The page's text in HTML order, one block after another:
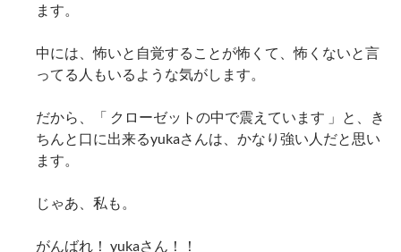
ます。
中には、怖いと自覚することが怖くて、怖くないと言
ってる人もいるような気がします。
だから、「 クローゼットの中で震えています 」と、き
ちんと口に出来るyukaさんは、かなり強い人だと思い
ます。
じゃあ、私も。
がんばれ！ yukaさん！！